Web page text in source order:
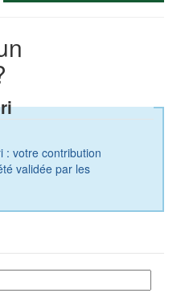
: votre contribution
validée par les